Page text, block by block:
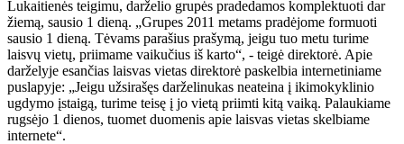
Lukaitienės teigimu, darželio grupės pradedamos komplektuoti dar
žiemą, sausio 1 dieną. „Grupes 2011 metams pradėjome formuoti
sausio 1 dieną. Tėvams parašius prašymą, jeigu tuo metu turime
laisvų vietų, priimame vaikučius iš karto“, - teigė direktorė. Apie
darželyje esančias laisvas vietas direktorė paskelbia internetiniame
puslapyje: „Jeigu užsirašęs darželinukas neateina į ikimokyklinio
ugdymo įstaigą, turime teisę į jo vietą priimti kitą vaiką. Palaukiame
rugsėjo 1 dienos, tuomet duomenis apie laisvas vietas skelbiame
internete“.